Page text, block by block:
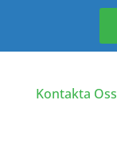
Kontakta Oss